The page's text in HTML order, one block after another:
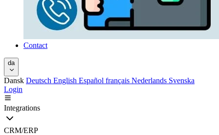
Contact
da
Dansk Deutsch English Español français Nederlands Svenska
Login
Integrations
CRM/ERP